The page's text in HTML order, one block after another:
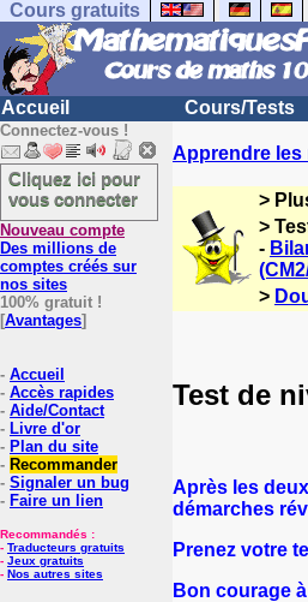
Cours gratuits
Accueil Cours/Tests
Connectez-vous !
Cliquez ici pour
vous connecter
Nouveau compte
Des millions de
comptes créés sur
nos sites
100% gratuit !
[Avantages]
- Accueil
- Accès rapides
- Aide/Contact
- Livre d'or
- Plan du site
- Recommander
- Signaler un bug
- Faire un lien
Recommandés :
- Traducteurs gratuits
- Jeux gratuits
- Nos autres sites
Apprendre les
>
>
-
>
Test de
Après les
démarches
Prenez votre
Bon courage